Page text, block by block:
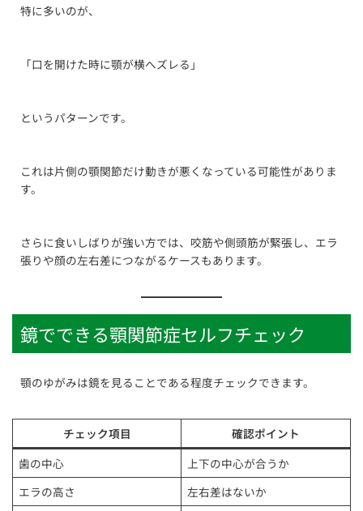
特に多いのが、
「口を開けた時に顎が横へズレる」
というパターンです。
これは片側の顎関節だけ動きが悪くなっている可能性がありま
す。
さらに食いしばりが強い方では、咬筋や側頭筋が緊張し、エラ
張りや顔の左右差につながるケースもあります。
鏡でできる顎関節症セルフチェック
顎のゆがみは鏡を見ることである程度チェックできます。
チェック項目
確認ポイント
歯の中心
上下の中心が合うか
エラの高さ
左右差はないか